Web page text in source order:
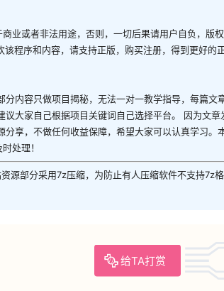
业或者非法用途，否则，一切后果请用户自负，版
程序和内容，请支持正版，购买注册，得到更好的
内容只做项目揭秘，无法一对一教学指导，每篇文
大家自己根据项目关键词自己选择平台。 因为文章
享，不做任何收益保障，希望大家可以认真学习。
处理！
源部分采用7z压缩，为防止有人压缩软件不支持7z
给TA打赏